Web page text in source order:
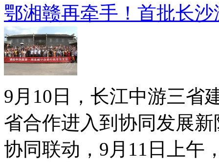
鄂湘赣再牵手！首批长
9月10日，长江中游三省
省合作进入到协同发展
协同联动，9月11日上午